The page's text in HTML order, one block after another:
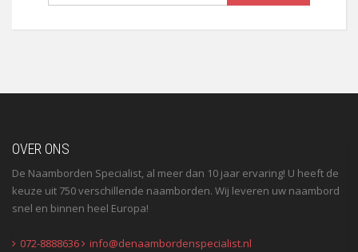
OVER ONS
De Naamborden Specialist, al meer dan 10 jaar ervaring! U heeft de
keuze uit 750 verschillende naamborden. Wij leveren uw naambord
snel en binnen heel Europa!
072-8888636 info@denaambordenspecialist.nl